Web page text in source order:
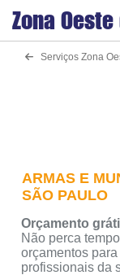
Zona
Serviços Zona
ARMAS E
SÃO PAULO
Orçamento
Não perca
orçamentos
profissionais da